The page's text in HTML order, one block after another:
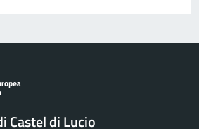
Castel di Lucio